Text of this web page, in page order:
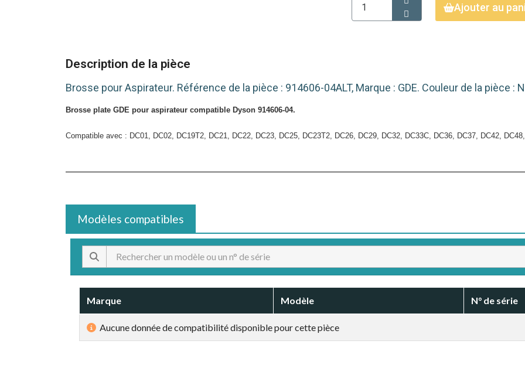
Ajouter au
Description de la pièce
Brosse pour Aspirateur. Référence de la pièce : 914606-04ALT, Marque : GDE. Couleur de la pièce :
Brosse plate GDE pour aspirateur compatible Dyson 914606-04.
Compatible avec : DC01, DC02, DC19T2, DC21, DC22, DC23, DC25, DC23T2, DC26, DC29, DC32, DC33C, DC36, DC37, DC42,
Modèles compatibles
Marque Modèle N° de série
Aucune donnée de compatibilité disponible pour cette pièce